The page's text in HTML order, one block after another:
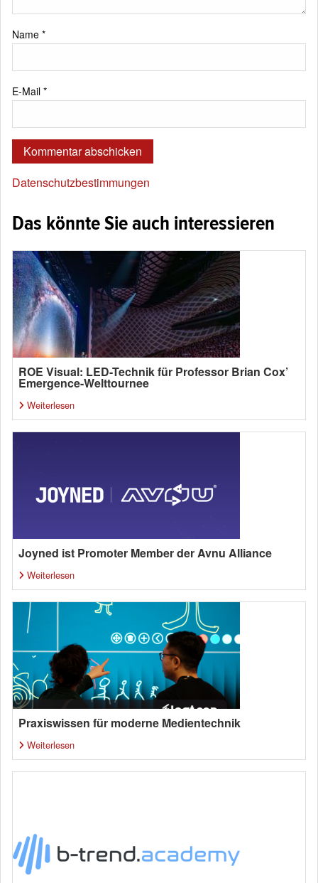
Name *
E-Mail *
Datenschutzbestimmungen
Das könnte Sie auch interessieren
ROE Visual: LED-Technik für Professor Brian Cox’
Emergence-Welttournee
Weiterlesen
Joyned ist Promoter Member der Avnu Alliance
Weiterlesen
Praxiswissen für moderne Medientechnik
Weiterlesen